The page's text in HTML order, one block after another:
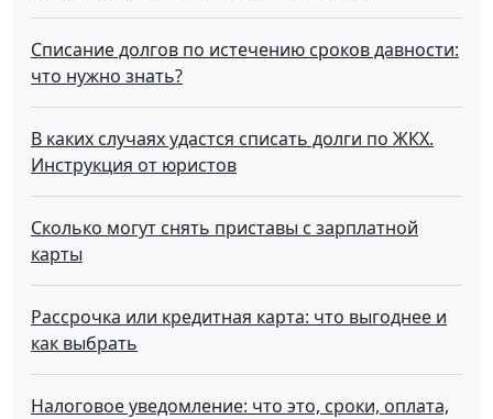
Списание долгов по истечению сроков давности:
что нужно знать?
В каких случаях удастся списать долги по ЖКХ.
Инструкция от юристов
Сколько могут снять приставы с зарплатной
карты
Рассрочка или кредитная карта: что выгоднее и
как выбрать
Налоговое уведомление: что это, сроки, оплата,